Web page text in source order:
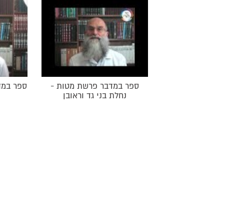
ספר במדבר פרשת מטות -
נחלת בני גד וראובן
ספר